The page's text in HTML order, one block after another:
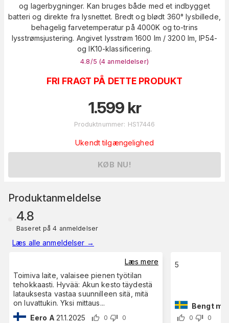
og lagerbygninger. Kan bruges både med et indbygget
batteri og direkte fra lysnettet. Bredt og blødt 360° lysbillede,
behagelig farvetemperatur på 4000K og to-trins
lysstrømsjustering. Angivet lysstrøm 1600 lm / 3200 lm, IP54-
og IK10-klassificering.
4.8 /5 (4 anmeldelser)
FRI FRAGT PÅ DETTE PRODUKT
1.599 kr
Produktnummer: HS17446
Ukendt tilgængelighed
KØB NU!
Produktanmeldelse
4.8
Baseret på 4 anmeldelser
Læs alle anmeldelser →
Læs mere
Toimiva laite, valaisee pienen työtilan
tehokkaasti. Hyvää: Akun kesto täydestä
latauksesta vastaa suunnilleen sitä, mitä
on luvattukin. Yksi mittaus...
Eero A 21.1.2025 0 0
5
Bengt
0 0